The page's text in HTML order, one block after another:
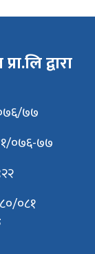
द्वारा
७७
०७६-७७
०८१